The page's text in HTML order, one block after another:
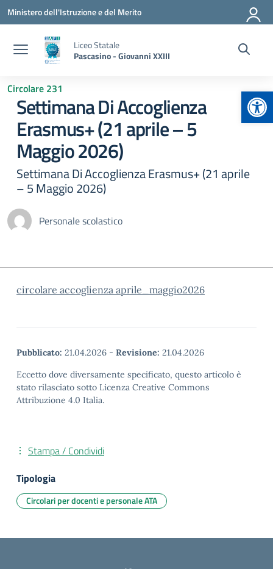
Vai ai contenuti
Vai al menu di navigazione
Vai al footer
Ministero dell'Istruzione e del Merito
Liceo Statale
Pascasino - Giovanni XXIII
Circolare 231
Settimana Di Accoglienza
Erasmus+ (21 aprile – 5
Maggio 2026)
Settimana Di Accoglienza Erasmus+ (21 aprile
– 5 Maggio 2026)
Personale scolastico
circolare accoglienza aprile_maggio2026
Pubblicato: 21.04.2026 - Revisione: 21.04.2026
Eccetto dove diversamente specificato, questo articolo è
stato rilasciato sotto Licenza Creative Commons
Attribuzione 4.0 Italia.
Stampa / Condividi
Tipologia
Circolari per docenti e personale ATA